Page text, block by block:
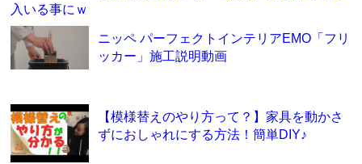
入いる事にｗ
ニッペ パーフェクトインテリアEMO「フリ
ッカー」施工説明動画
【模様替えのやり方って？】家具を動かさ
ずにおしゃれにする方法！簡単DIY♪